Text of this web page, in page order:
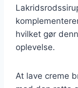
hvilket gør
oplevelse.
At lave creme